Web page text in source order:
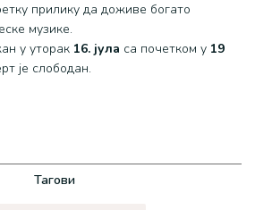
прилику да доживе богато
музике.
у уторак 16. јула са почетком у 19
је слободан.
Тагови